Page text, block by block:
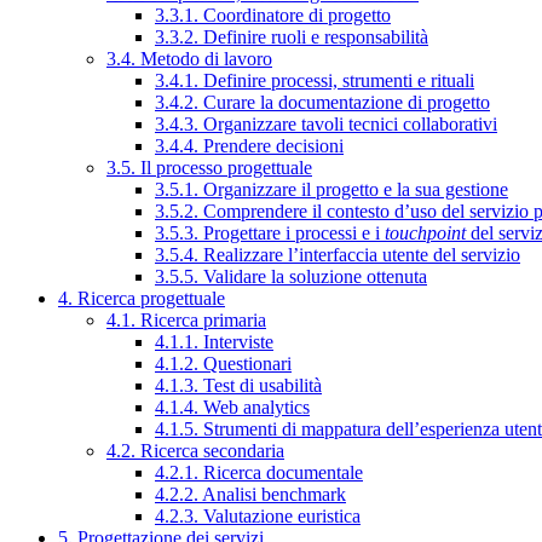
3.3.1. Coordinatore di progetto
3.3.2. Definire ruoli e responsabilità
3.4. Metodo di lavoro
3.4.1. Definire processi, strumenti e rituali
3.4.2. Curare la documentazione di progetto
3.4.3. Organizzare tavoli tecnici collaborativi
3.4.4. Prendere decisioni
3.5. Il processo progettuale
3.5.1. Organizzare il progetto e la sua gestione
3.5.2. Comprendere il contesto d’uso del servizio
3.5.3. Progettare i processi e i touchpointdel
3.5.4. Realizzare l’interfaccia utente del servizio
3.5.5. Validare la soluzione ottenuta
4. Ricerca progettuale
4.1. Ricerca primaria
4.1.1. Interviste
4.1.2. Questionari
4.1.3. Test di usabilità
4.1.4. Web analytics
4.1.5. Strumenti di mappatura dell’esperienza
4.2. Ricerca secondaria
4.2.1. Ricerca documentale
4.2.2. Analisi benchmark
4.2.3. Valutazione euristica
5. Progettazione dei servizi